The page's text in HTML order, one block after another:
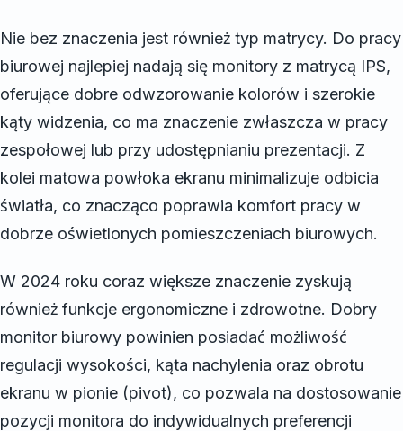
Nie bez znaczenia jest również typ matrycy. Do pracy
biurowej najlepiej nadają się monitory z matrycą IPS,
oferujące dobre odwzorowanie kolorów i szerokie
kąty widzenia, co ma znaczenie zwłaszcza w pracy
zespołowej lub przy udostępnianiu prezentacji. Z
kolei matowa powłoka ekranu minimalizuje odbicia
światła, co znacząco poprawia komfort pracy w
dobrze oświetlonych pomieszczeniach biurowych.
W 2024 roku coraz większe znaczenie zyskują
również funkcje ergonomiczne i zdrowotne. Dobry
monitor biurowy powinien posiadać możliwość
regulacji wysokości, kąta nachylenia oraz obrotu
ekranu w pionie (pivot), co pozwala na dostosowanie
pozycji monitora do indywidualnych preferencji